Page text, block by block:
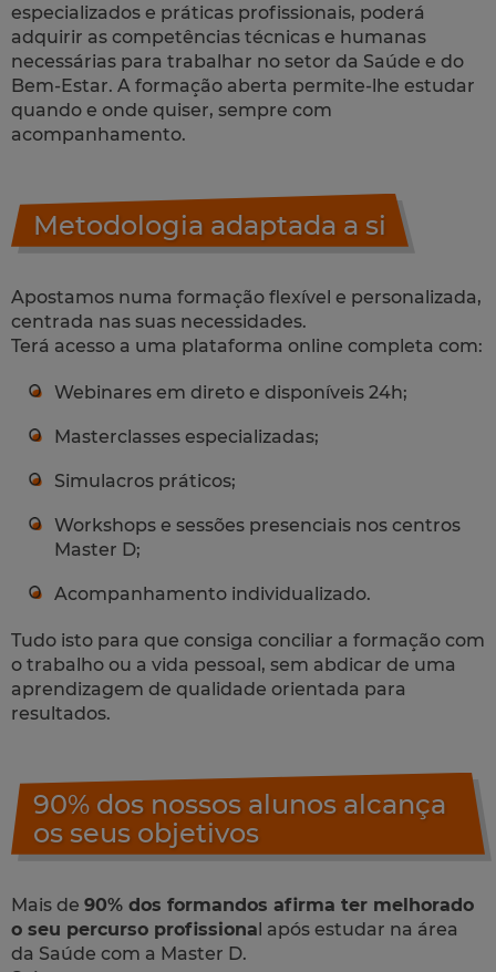
especializados e práticas profissionais, poderá
adquirir as competências técnicas e humanas
necessárias para trabalhar no setor da Saúde e do
Bem-Estar. A formação aberta permite-lhe estudar
quando e onde quiser, sempre com
acompanhamento.
Metodologia adaptada a si
Apostamos numa formação flexível e personalizada,
centrada nas suas necessidades.
Terá acesso a uma plataforma online completa com:
Webinares em direto e disponíveis 24h;
Masterclasses especializadas;
Simulacros práticos;
Workshops e sessões presenciais nos centros
Master D;
Acompanhamento individualizado.
Tudo isto para que consiga conciliar a formação com
o trabalho ou a vida pessoal, sem abdicar de uma
aprendizagem de qualidade orientada para
resultados.
90% dos nossos alunos alcança
os seus objetivos
Mais de 90% dos formandos afirma ter melhorado
o seu percurso profissional após estudar na área
da Saúde com a Master D.